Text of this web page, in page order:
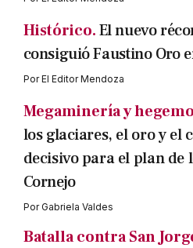
Histórico.El nuevo
consiguió Faustino Oro
PorEl Editor Mendoza
Megaminería y
los glaciares, el oro y el
decisivo para el plan de
Cornejo
PorGabriela Valdes
Batalla contra San